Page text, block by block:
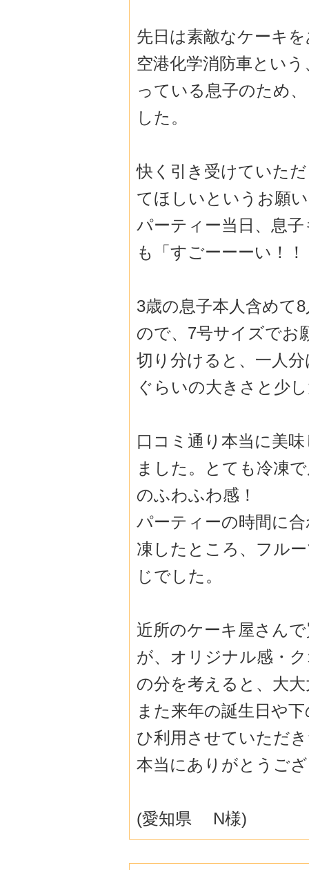
先日は素敵なケーキ
空港化学消防車という
っている息子のため、
した。
快く引き受けていた
てほしいというお願
パーティー当日、息
も「すごーーーい！
3歳の息子本人含めて
ので、 7号サイズでお
切り分けると、 一人
ぐらいの大きさと少
口コミ通り本当に美
ました。
とても冷凍
のふわふわ感！
パーティーの時間に
凍したところ、 フル
じでした。
近所のケーキ屋さん
が、 オリジナル感・
の分を考えると、 大
また来年の誕生日や
ひ利用させていただ
本当にありがとうご
(愛知県 N様)